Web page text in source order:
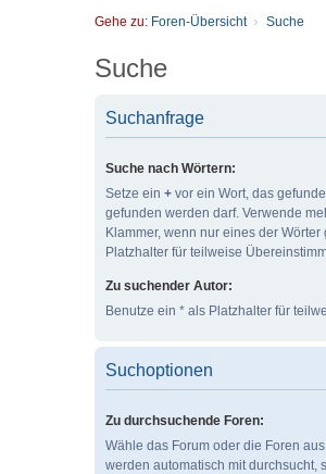
Gehe zu: Foren-Übersicht Suche
Suche
Suchanfrage
Suche nach Wörtern:
Setze ein + vor ein Wort, das
gefunden werden darf. Verwende
Klammer, wenn nur eines der
Platzhalter für teilweise
Zu suchender Autor:
Benutze ein * als Platzhalter für
Suchoptionen
Zu durchsuchende Foren:
Wähle das Forum oder die Foren
werden automatisch mit durchsucht,